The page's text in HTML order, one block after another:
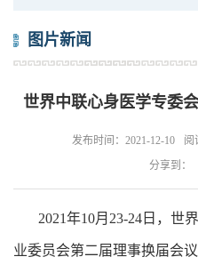
图片新闻
世界中联心身医学专委
发布时间：2021-12-10 阅
分享到：
2021年10月23-24日，世
业委员会第二届理事换届会